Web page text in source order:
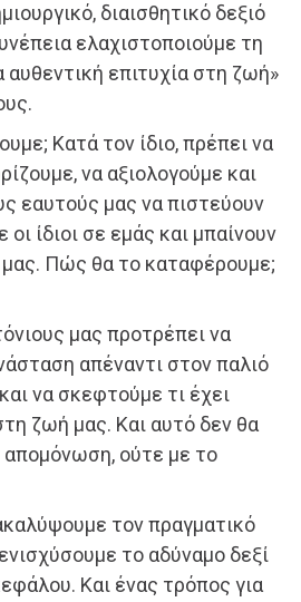
διαισθητικό δεξιό
ελαχιστοποιούμε τη
αυθεντική επιτυχία στη ζωή»
Κατά τον ίδιο, πρέπει να
να αξιολογούμε και
εαυτούς μας να πιστεύουν
ίδιοι σε εμάς και μπαίνουν
Πώς θα το καταφέρουμε;
μας προτρέπει να
απέναντι στον παλιό
να σκεφτούμε τι έχει
ζωή μας. Και αυτό δεν θα
απομόνωση, ούτε με το
τον πραγματικό
το αδύναμο δεξί
Και ένας τρόπος για